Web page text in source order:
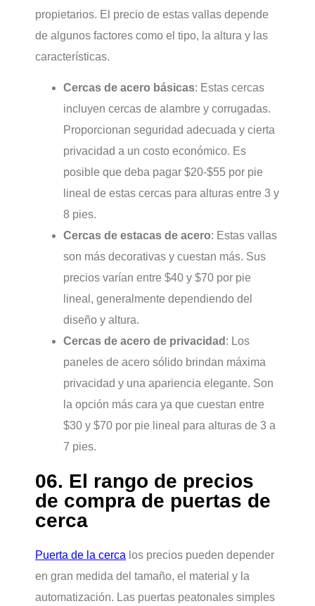
propietarios. El precio de estas vallas depende
de algunos factores como el tipo, la altura y las
características.
Cercas de acero básicas: Estas cercas
incluyen cercas de alambre y corrugadas.
Proporcionan seguridad adecuada y cierta
privacidad a un costo económico. Es
posible que deba pagar $20-$55 por pie
lineal de estas cercas para alturas entre 3 y
8 pies.
Cercas de estacas de acero: Estas vallas
son más decorativas y cuestan más. Sus
precios varían entre $40 y $70 por pie
lineal, generalmente dependiendo del
diseño y altura.
Cercas de acero de privacidad : Los
paneles de acero sólido brindan máxima
privacidad y una apariencia elegante. Son
la opción más cara ya que cuestan entre
$30 y $70 por pie lineal para alturas de 3 a
7 pies.
06. El rango de precios
de compra de puertas de
cerca
Puerta de la cerca los precios pueden depender
en gran medida del tamaño, el material y la
automatización. Las puertas peatonales simples